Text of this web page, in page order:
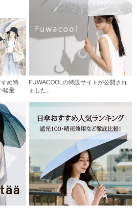
すめ特
軽量
FUWACOOLの特設サイトが公開され
ました。